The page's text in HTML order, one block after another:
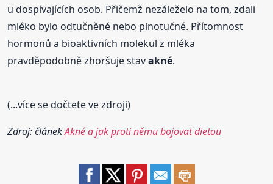
u dospívajících osob. Přičemž nezáleželo na tom, zdali
mléko bylo odtučněné nebo plnotučné. Přítomnost
hormonů a bioaktivních molekul z mléka
pravděpodobně zhoršuje stavakné.
(...více se dočtete ve zdroji)
Zdroj: článekAkné a jak proti němu bojovat dietou